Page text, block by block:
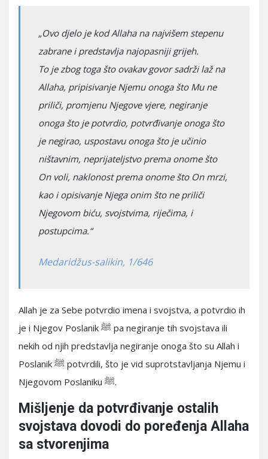
„Ovo djelo je kod Allaha na najvišem stepenu
zabrane i predstavlja najopasniji grijeh.
To je zbog toga što ovakav govor sadrži laž na
Allaha, pripisivanje Njemu onoga što Mu ne
priliči, promjenu Njegove vjere, negiranje
onoga što je potvrdio, potvrđivanje onoga što
je negirao, uspostavu onoga što je učinio
ništavnim, neprijateljstvo prema onome što
On voli, naklonost prema onome što On mrzi,
kao i opisivanje Njega onim što ne priliči
Njegovom biću, svojstvima, riječima, i
postupcima.“
Medaridžus-salikin, 1/646
Allah je za Sebe potvrdio imena i svojstva, a potvrdio ih
je i Njegov Poslanik ﷺ pa negiranje tih svojstava ili
nekih od njih predstavlja negiranje onoga što su Allah i
Poslanik ﷺ potvrdili, što je vid suprotstavljanja Njemu i
Njegovom Poslaniku ﷺ.
Mišljenje da potvrđivanje ostalih
svojstava dovodi do poređenja Allaha
sa stvorenjima